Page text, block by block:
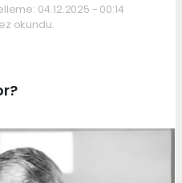
04.12.2025 - 00:14
okundu.